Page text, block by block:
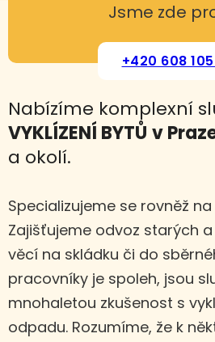
Jsme zde
+420 608
Nabízíme komplexní
VYKLÍZENÍ BYTŮ v
a okolí.
Specializujeme se rovněž
Zajišťujeme odvoz starých
věcí na skládku či do
pracovníky je spoleh, jsou
mnohaletou zkušenost s
odpadu. Rozumíme, že k